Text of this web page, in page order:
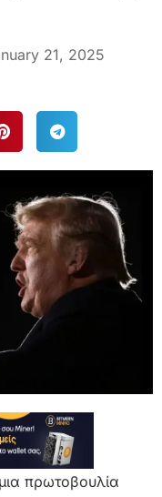
21, 2025
πρωτοβουλία